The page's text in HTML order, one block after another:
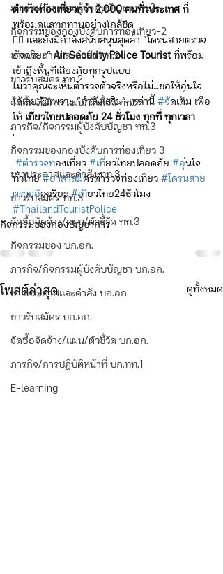
ภารกิจ/กิจกรรมผู้บังคับบัญชา ทท.2
กิจกรรมของกองบังคับการท่องเที่ยว-2
ข่าวประกาศและคำสั่ง ทท.2
ข่าวรับสมัคร ทท.2
จัดซื้อจัดจ้าง/แผน/ตัวชี้วัด ทท.2
ภารกิจ/กิจกรรมผู้บังคับบัญชา ทท.3
กิจกรรมของกองบังคับการท่องเที่ยว 3
ข่าวประกาศและคำสั่ง ทท.3
ข่าวรับสมัคร ทท.3
จัดซื้อจัดจ้าง/แผน/ตัวชี้วัด ทท.3
กิจกรรมของ บก.อก.
ภารกิจ/กิจกรรมผู้บังคับบัญชา บก.อก.
ข่าวประกาศและคำสั่ง บก.อก.
ข่าวรับสมัคร บก.อก.
จัดซื้อจัดจ้าง/แผน/ตัวชี้วัด บก.อก.
ภารกิจ/การปฏิบัติหน้าที่ บก.ทท.1
E-learning
ตำรวจท่องเที่ยวกว่า 2,000 คนทั่วประเทศ ที่
พร้อมดูแลทุกท่านอย่างใกล้ชิด
👮‍♂️ และยังมีกำลังสนับสนุนสุดล้ำ “โดรนสายตรวจ
อัจฉริยะ” Air Security Police Tourist ที่พร้อม
เข้าถึงพื้นที่เสี่ยงภัยทุกรูปแบบ
ไม่ว่าคุณจะเห็นตำรวจตัวจริงหรือไม่…ขอให้อุ่นใจ
ได้เลย 🥰เพราะ “กำลังเสริม” เหล่านี้ #จัดเต็ม เพื่อ
ให้ เที่ยวไทยปลอดภัย 24 ชั่วโมง ทุกที่ ทุกเวลา
.
#ตำรวจท่องเที่ยว #เที่ยวไทยปลอดภัย #อุ่นใจ
ทั่วไทย #อาสาสมัครตำรวจท่องเที่ยว #โดรนสาย
ตรวจอัจฉริยะ #เที่ยวไทย24ชั่วโมง
#ThailandTouristPolice
กิจกรรมของกองบัญชาการ
โพสต์ล่าสุด ดูทั้งหมด